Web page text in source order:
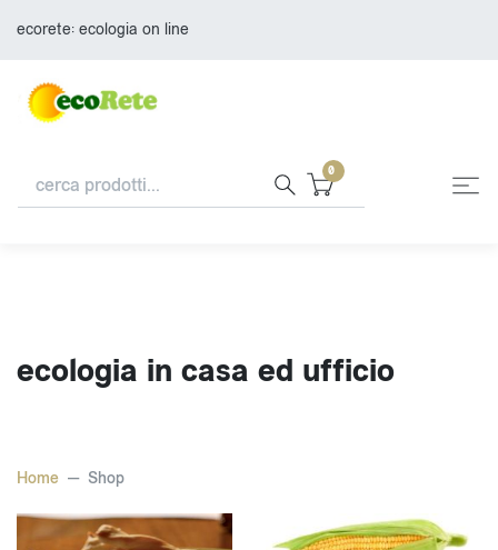
ecorete: ecologia on line
0
ecologia in casa ed ufficio
Home Shop